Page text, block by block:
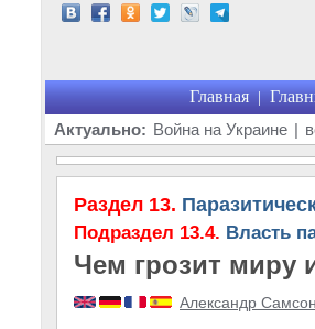
Главная |
Актуально: Война на Украине |
Раздел 13.
Подраздел 13.4. Власть
Чем грозит миру
Александр